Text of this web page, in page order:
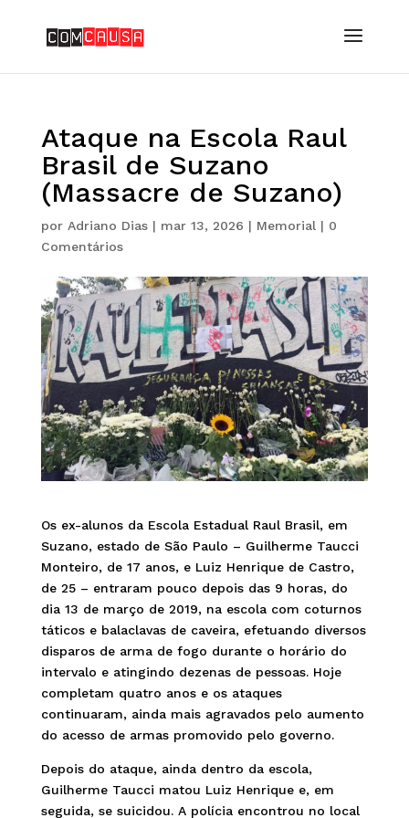
Ataque na Escola Raul
Brasil de Suzano
(Massacre de Suzano)
por Adriano Dias| mar 13, 2026 | Memorial| 0
Comentários
Os ex-alunos da Escola Estadual Raul Brasil, em
Suzano, estado de São Paulo – Guilherme Taucci
Monteiro, de 17 anos, e Luiz Henrique de Castro,
de 25 – entraram pouco depois das 9 horas, do
dia 13 de março de 2019, na escola com coturnos
táticos e balaclavas de caveira, efetuando diversos
disparos de arma de fogo durante o horário do
intervalo e atingindo dezenas de pessoas. Hoje
completam quatro anos e os ataques
continuaram, ainda mais agravados pelo aumento
do acesso de armas promovido pelo governo.
Depois do ataque, ainda dentro da escola,
Guilherme Taucci matou Luiz Henrique e, em
seguida, se suicidou. A polícia encontrou no local